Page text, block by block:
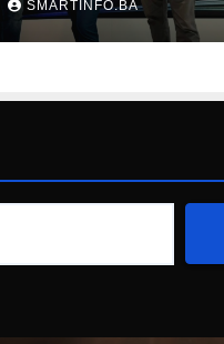
sajma
SMARTINFO.BA